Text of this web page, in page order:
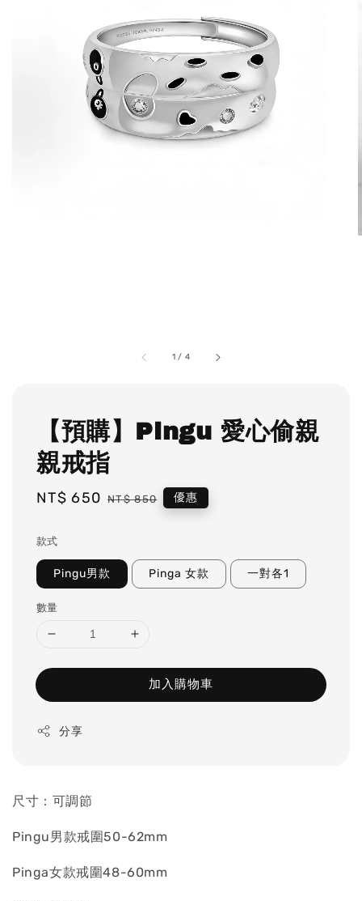
1 / 4
【預購】Pingu 愛心偷親
親戒指
Sale
NT$ 650 Regular
NT$ 850 優惠
款式
Pingu男款 Pinga 女款 一對各1
數量
加入購物車
分享
尺寸：可調節
Pingu男款戒圍50-62mm
Pinga女款戒圍48-60mm